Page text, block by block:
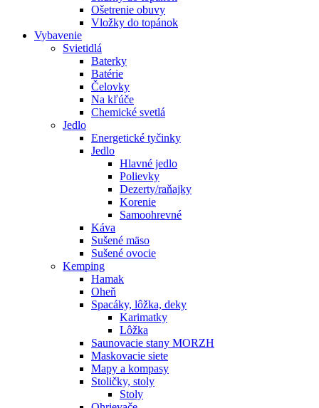
Ošetrenie obuvy
Vložky do topánok
Vybavenie
Svietidlá
Baterky
Batérie
Čelovky
Na kľúče
Chemické svetlá
Jedlo
Energetické tyčinky
Jedlo
Hlavné jedlo
Polievky
Dezerty/raňajky
Korenie
Samoohrevné
Káva
Sušené mäso
Sušené ovocie
Kemping
Hamak
Oheň
Spacáky, lôžka, deky
Karimatky
Lôžka
Saunovacie stany MORZH
Maskovacie siete
Mapy a kompasy
Stoličky, stoly
Stoly